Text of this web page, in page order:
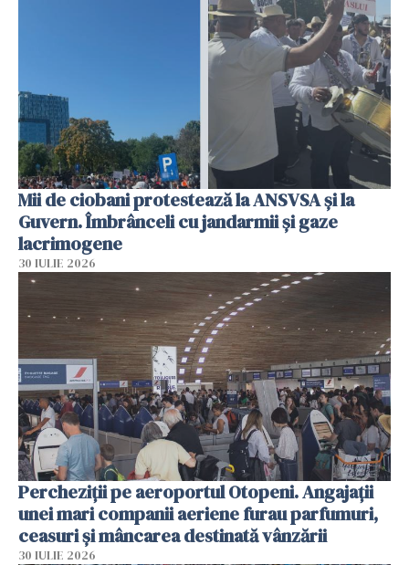
Mii de ciobani protestează la ANSVSA și la
Guvern. Îmbrânceli cu jandarmii și gaze
lacrimogene
30 IULIE 2026
Percheziții pe aeroportul Otopeni. Angajații
unei mari companii aeriene furau parfumuri,
ceasuri și mâncarea destinată vânzării
30 IULIE 2026